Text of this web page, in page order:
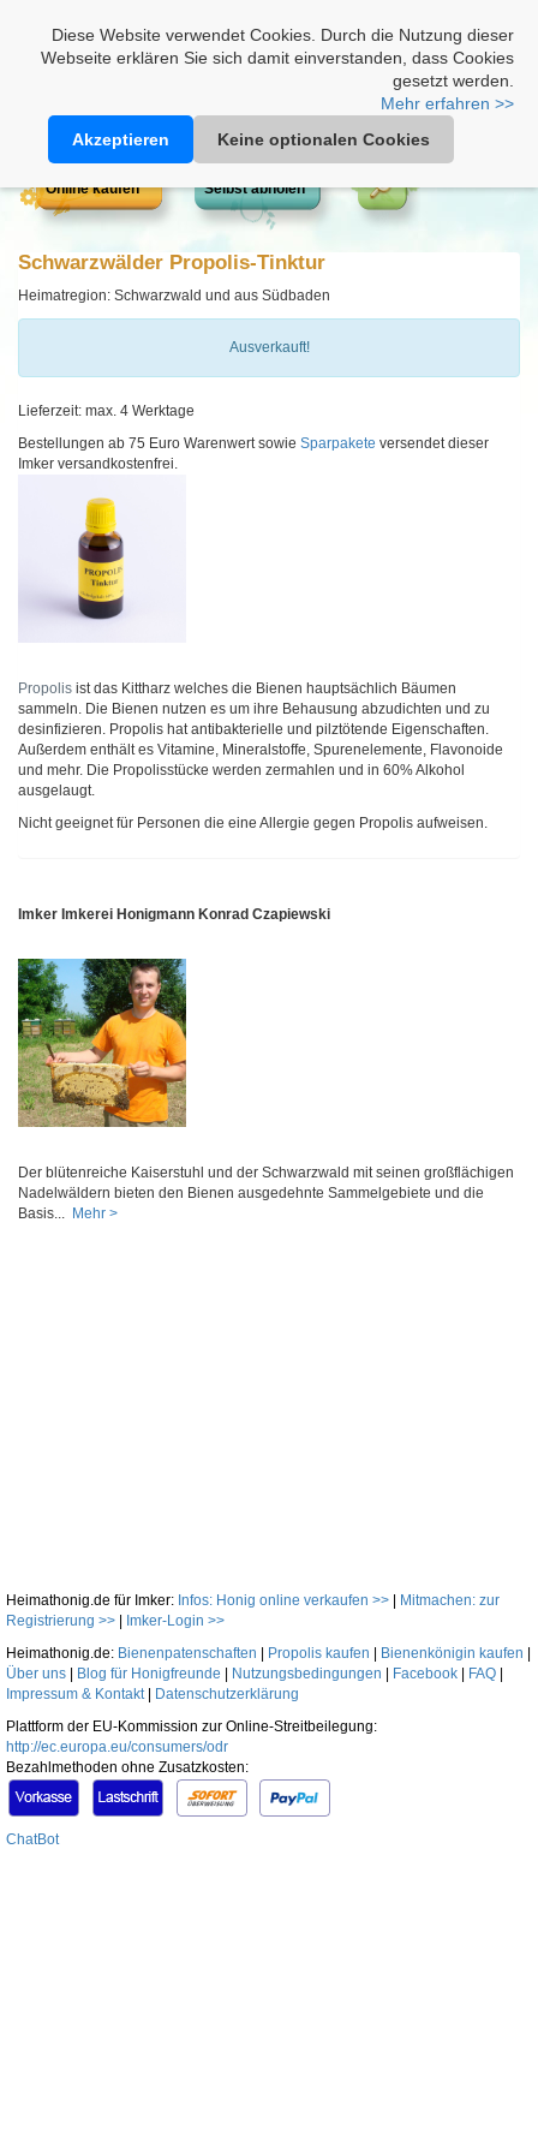
Diese Website verwendet Cookies. Durch die Nutzung dieser
Webseite erklären Sie sich damit einverstanden, dass Cookies
gesetzt werden.
Mehr erfahren >>
Akzeptieren
Keine optionalen Cookies
Online kaufen Selbst abholen
Schwarzwälder Propolis-Tinktur
Heimatregion: Schwarzwald und aus Südbaden
Ausverkauft!
Lieferzeit: max. 4 Werktage
Bestellungen ab 75 Euro Warenwert sowie Sparpakete versendet dieser
Imker versandkostenfrei.
Propolis ist das Kittharz welches die Bienen hauptsächlich Bäumen
sammeln. Die Bienen nutzen es um ihre Behausung abzudichten und zu
desinfizieren. Propolis hat antibakterielle und pilztötende Eigenschaften.
Außerdem enthält es Vitamine, Mineralstoffe, Spurenelemente, Flavonoide
und mehr. Die Propolisstücke werden zermahlen und in 60% Alkohol
ausgelaugt.
Nicht geeignet für Personen die eine Allergie gegen Propolis aufweisen.
Imker Imkerei Honigmann Konrad Czapiewski
Der blütenreiche Kaiserstuhl und der Schwarzwald mit seinen großflächigen
Nadelwäldern bieten den Bienen ausgedehnte Sammelgebiete und die
Basis... Mehr >
Heimathonig.de für Imker: Infos: Honig online verkaufen >>
Mitmachen: zur
Registrierung >>
Imker-Login >>
Heimathonig.de: Bienenpatenschaften Propolis kaufen Bienenkönigin kaufen
Über uns
Blog für Honigfreunde Nutzungsbedingungen Facebook FAQ
Impressum & Kontakt|
Datenschutzerklärung
Plattform der EU-Kommission zur Online-Streitbeilegung:
http://ec.europa.eu/consumers/odr
Bezahlmethoden ohne Zusatzkosten:
ChatBot